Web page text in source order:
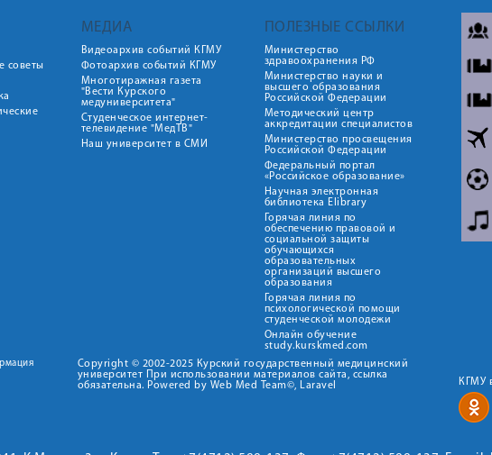
советы
МЕДИА
Видеоархив событий КГМУ
Фотоархив событий КГМУ
Многотиражная газета
"Вести Курского
медуниверситета"
Студенческое интернет-
телевидение "МедТВ"
Наш университет в СМИ
ПОЛЕЗНЫЕ ССЫЛКИ
Министерство
здравоохранения РФ
Министерство науки и
высшего образования
Российской Федерации
Методический центр
аккредитации специалистов
Министерство просвещения
Российской Федерации
Федеральный портал
«Российское образование»
Научная электронная
библиотека Elibrary
Горячая линия по
обеспечению правовой и
социальной защиты
обучающихся
образовательных
организаций высшего
образования
Горячая линия по
психологической помощи
студенческой молодежи
Онлайн обучение
study.kurskmed.com
Copyright © 2002-2025 Курский государственный медицинский
университет При использовании материалов сайта, ссылка
обязательна. Powered by Web Med Team©, Laravel
КГМУ